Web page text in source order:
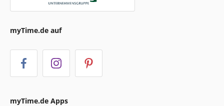
myTime.de auf
myTime.de Apps